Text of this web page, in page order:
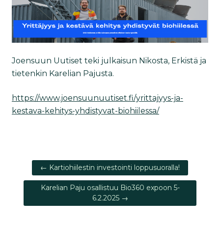
Joensuun Uutiset teki julkaisun Nikosta, Erkistä ja
tietenkin Karelian Pajusta.
https://www.joensuunuutiset.fi/yrittajyys-ja-
kestava-kehitys-yhdistyvat-biohiilessa/
Artikkelien
selaus
← Kartiohiilestin investointi loppusuoralla!
Karelian Paju osallistuu Bio360 expoon 5-
6.2.2025 →